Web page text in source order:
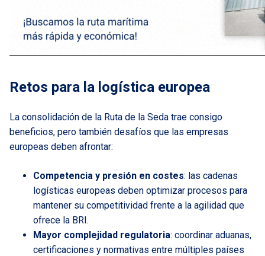
Retos para la logística europea
La consolidación de la Ruta de la Seda trae consigo
beneficios, pero también desafíos que las empresas
europeas deben afrontar:
Competencia y presión en costes: las cadenas
logísticas europeas deben optimizar procesos para
mantener su competitividad frente a la agilidad que
ofrece la BRI.
Mayor complejidad regulatoria: coordinar aduanas,
certificaciones y normativas entre múltiples países